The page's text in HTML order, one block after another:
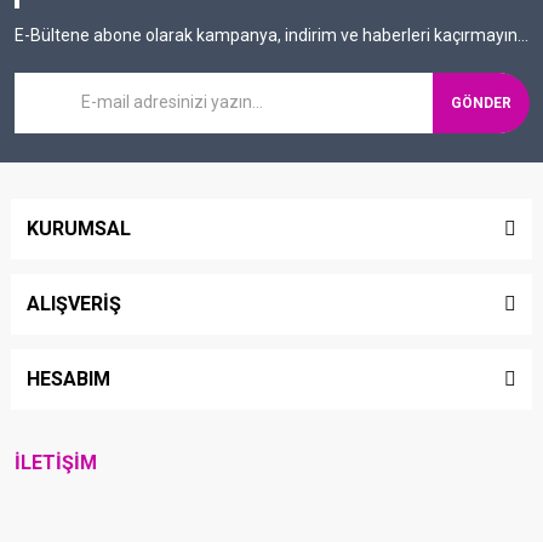
E-Bültene abone olarak kampanya, indirim ve haberleri kaçırmayın...
GÖNDER
KURUMSAL
ALIŞVERİŞ
HESABIM
İLETİŞİM